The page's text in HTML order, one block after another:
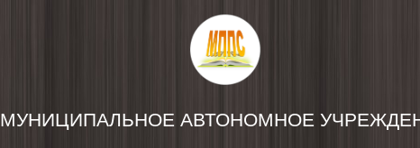
МУНИЦИПАЛЬНОЕ АВТОНОМНОЕ